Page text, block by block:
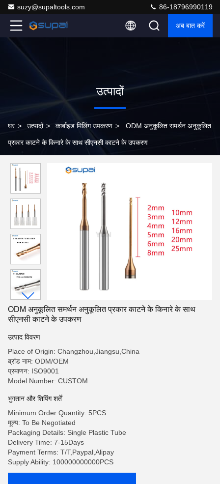
suzy@supaltools.com 86-18796990119
अब बात करें
उत्पादों
घर > उत्पादों > कार्बाइड मिलिंग उपकरण > ODM अनुकूलित समर्थन अनुकूलित
प्रकार काटने के किनारे के साथ सीएनसी काटने के उपकरण
ODM अनुकूलित समर्थन अनुकूलित प्रकार काटने के किनारे के साथ
सीएनसी काटने के उपकरण
उत्पाद विवरण
Place of Origin: Changzhou,Jiangsu,China
ब्रांड नाम: ODM/OEM
प्रमाणन: ISO9001
Model Number: CUSTOM
भुगतान और शिपिंग शर्तें
Minimum Order Quantity: 5PCS
मूल्य: To Be Negotiated
Packaging Details: Single Plastic Tube
Delivery Time: 7-15Days
Payment Terms: T/T,Paypal,Alipay
Supply Ability: 100000000000PCS